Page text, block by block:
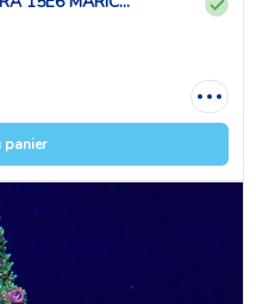
panier